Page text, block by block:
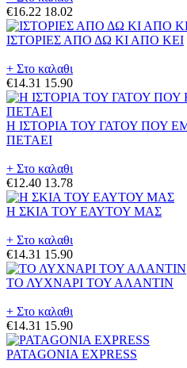
€16.22 18.02
ΙΣΤΟΡΙΕΣ ΑΠΟ ΔΩ ΚΙ ΑΠΟ ΚΕΙ
+ Στο καλαθι
€14.31 15.90
Η ΙΣΤΟΡΙΑ ΤΟΥ ΓΑΤΟΥ ΠΟΥ
ΠΕΤΑΕΙ
+ Στο καλαθι
€12.40 13.78
Η ΣΚΙΑ ΤΟΥ ΕΑΥΤΟΥ ΜΑΣ
+ Στο καλαθι
€14.31 15.90
ΤΟ ΛΥΧΝΑΡΙ ΤΟΥ ΑΛΑΝΤΙΝ
+ Στο καλαθι
€14.31 15.90
PATAGONIA EXPRESS